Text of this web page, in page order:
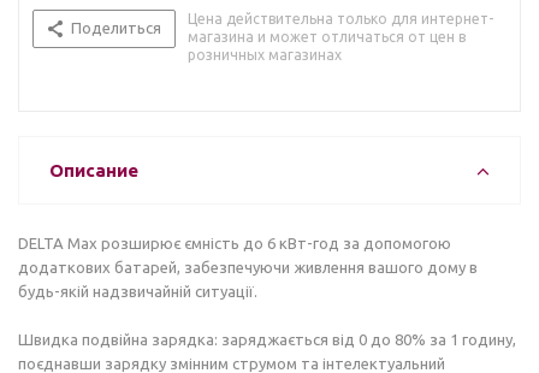
Поделиться
Цена действительна только для интернет-
магазина и может отличаться от цен в
розничных магазинах
Описание
DELTA Max розширює ємність до 6 кВт-год за допомогою
додаткових батарей, забезпечуючи живлення вашого дому в
будь-якій надзвичайній ситуації.
Швидка подвійна зарядка: заряджається від 0 до 80% за 1 годину,
поєднавши зарядку змінним струмом та інтелектуальний